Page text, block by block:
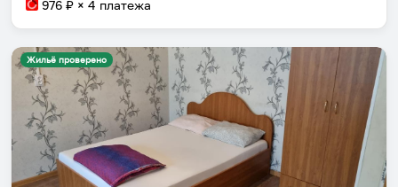
976 ₽ × 4 платежа
Жильё проверено